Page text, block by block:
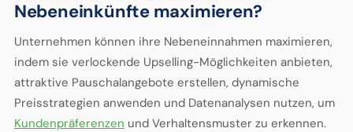
Nebeneinkünfte maximieren?
Unternehmen können ihre Nebeneinnahmen maximieren,
indem sie verlockende Upselling-Möglichkeiten anbieten,
attraktive Pauschalangebote erstellen, dynamische
Preisstrategien anwenden und Datenanalysen nutzen, um
Kundenpräferenzen und Verhaltensmuster zu erkennen.